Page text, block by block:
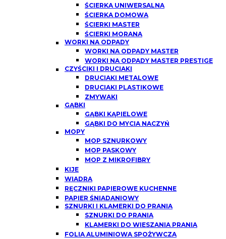
ŚCIERKA UNIWERSALNA
ŚCIERKA DOMOWA
ŚCIERKI MASTER
ŚCIERKI MORANA
WORKI NA ODPADY
WORKI NA ODPADY MASTER
WORKI NA ODPADY MASTER PRESTIGE
CZYŚCIKI I DRUCIAKI
DRUCIAKI METALOWE
DRUCIAKI PLASTIKOWE
ZMYWAKI
GĄBKI
GĄBKI KĄPIELOWE
GĄBKI DO MYCIA NACZYŃ
MOPY
MOP SZNURKOWY
MOP PASKOWY
MOP Z MIKROFIBRY
KIJE
WIADRA
RĘCZNIKI PAPIEROWE KUCHENNE
PAPIER ŚNIADANIOWY
SZNURKI I KLAMERKI DO PRANIA
SZNURKI DO PRANIA
KLAMERKI DO WIESZANIA PRANIA
FOLIA ALUMINIOWA SPOŻYWCZA